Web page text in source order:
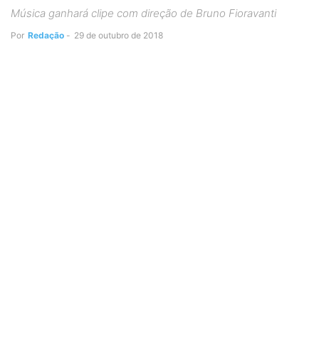
Música ganhará clipe com direção de Bruno Fioravanti
Por Redação - 29 de outubro de 2018